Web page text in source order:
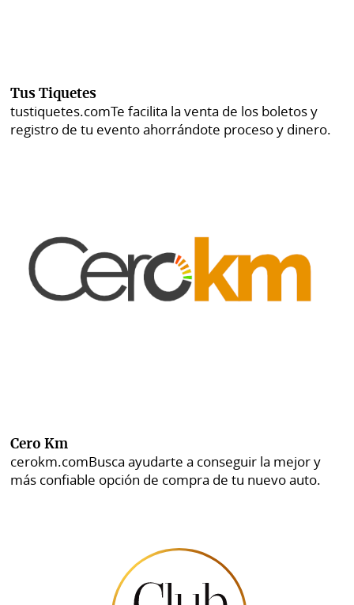
Tus Tiquetes
tustiquetes.comTe facilita la venta de los boletos y
registro de tu evento ahorrándote proceso y dinero.
Cero Km
cerokm.comBusca ayudarte a conseguir la mejor y
más confiable opción de compra de tu nuevo auto.